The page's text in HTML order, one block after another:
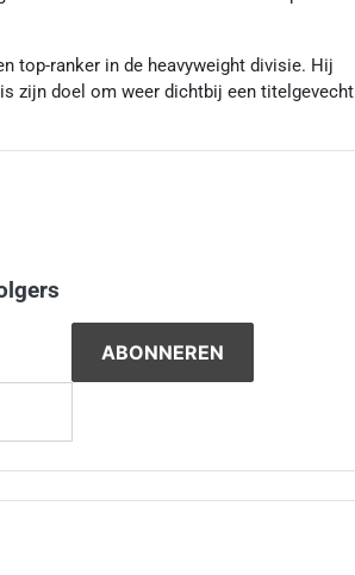
top-ranker in de heavyweight divisie. Hij
zijn doel om weer dichtbij een titelgevecht